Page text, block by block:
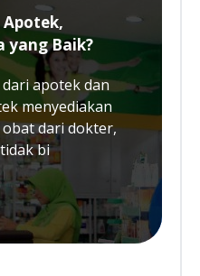
Apotek,
yang Baik?
apotek dan
menyediakan
dari dokter,
bi